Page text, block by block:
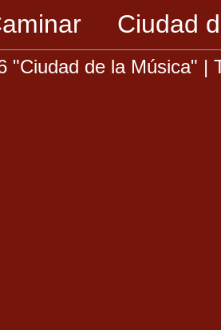
Ciudad
"Ciudad de la Música" |